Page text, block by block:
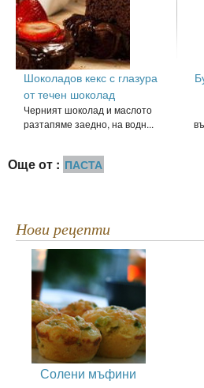
Шоколадов кекс с глазура
от течен шоколад
Черният шоколад и маслото
разтапяме заедно, на водн...
Още от : ПАСТА
Нови рецепти
Солени мъфини